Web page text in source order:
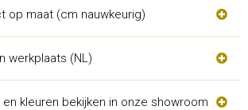
op maat (cm nauwkeurig)
werkplaats (NL)
kleuren bekijken in onze showroom